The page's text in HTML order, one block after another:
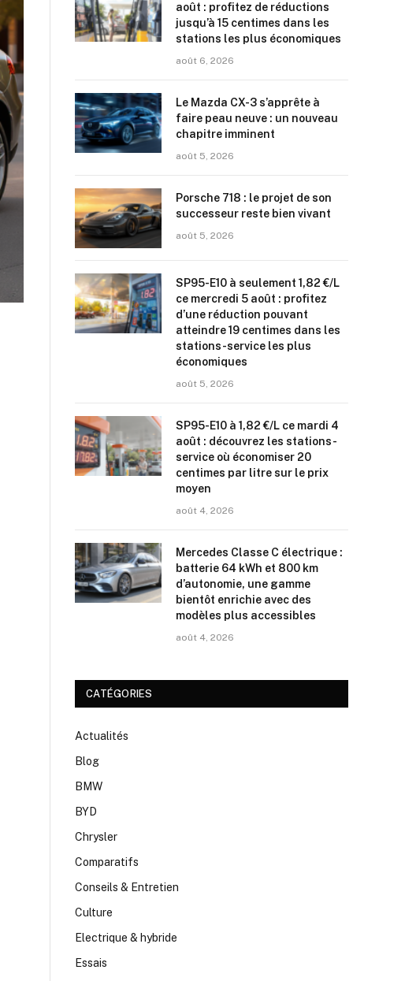
août : profitez de réductions
jusqu’à 15 centimes dans les
stations les plus économiques
août 6, 2026
Le Mazda CX-3 s’apprête à
faire peau neuve : un nouveau
chapitre imminent
août 5, 2026
Porsche 718 : le projet de son
successeur reste bien vivant
août 5, 2026
SP95-E10 à seulement 1,82 €/L
ce mercredi 5 août : profitez
d’une réduction pouvant
atteindre 19 centimes dans les
stations-service les plus
économiques
août 5, 2026
SP95-E10 à 1,82 €/L ce mardi 4
août : découvrez les stations-
service où économiser 20
centimes par litre sur le prix
moyen
août 4, 2026
Mercedes Classe C électrique :
batterie 64 kWh et 800 km
d’autonomie, une gamme
bientôt enrichie avec des
modèles plus accessibles
août 4, 2026
CATÉGORIES
Actualités
Blog
BMW
BYD
Chrysler
Comparatifs
Conseils & Entretien
Culture
Electrique & hybride
Essais